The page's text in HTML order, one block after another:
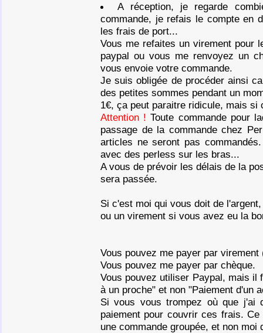
A réception, je regarde
commande, je refais le compte en
les frais de port...
Vous me refaites un virement pour
paypal ou vous me renvoyez un
vous envoie votre commande.
Je suis obligée de procéder ainsi
des petites sommes pendant un
1€, ça peut paraitre ridicule, mais
Toute commande pour
passage de la commande chez
articles ne seront pas
avec des perless sur les bras...
A vous de prévoir les délais de la
sera passée.
Si c'est moi qui vous doit de
ou un virement si vous avez eu la
Vous pouvez me payer par virement
Vous pouvez me payer par chèque.
Vous pouvez utiliser Paypal, mais il
à un proche" et non "Paiement d'un
Si vous vous trompez où que j'ai
paiement pour couvrir ces frais.
une commande groupée, et non